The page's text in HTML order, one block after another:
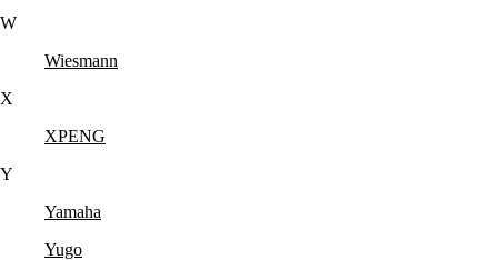
W
Wiesmann
X
XPENG
Y
Yamaha
Yugo